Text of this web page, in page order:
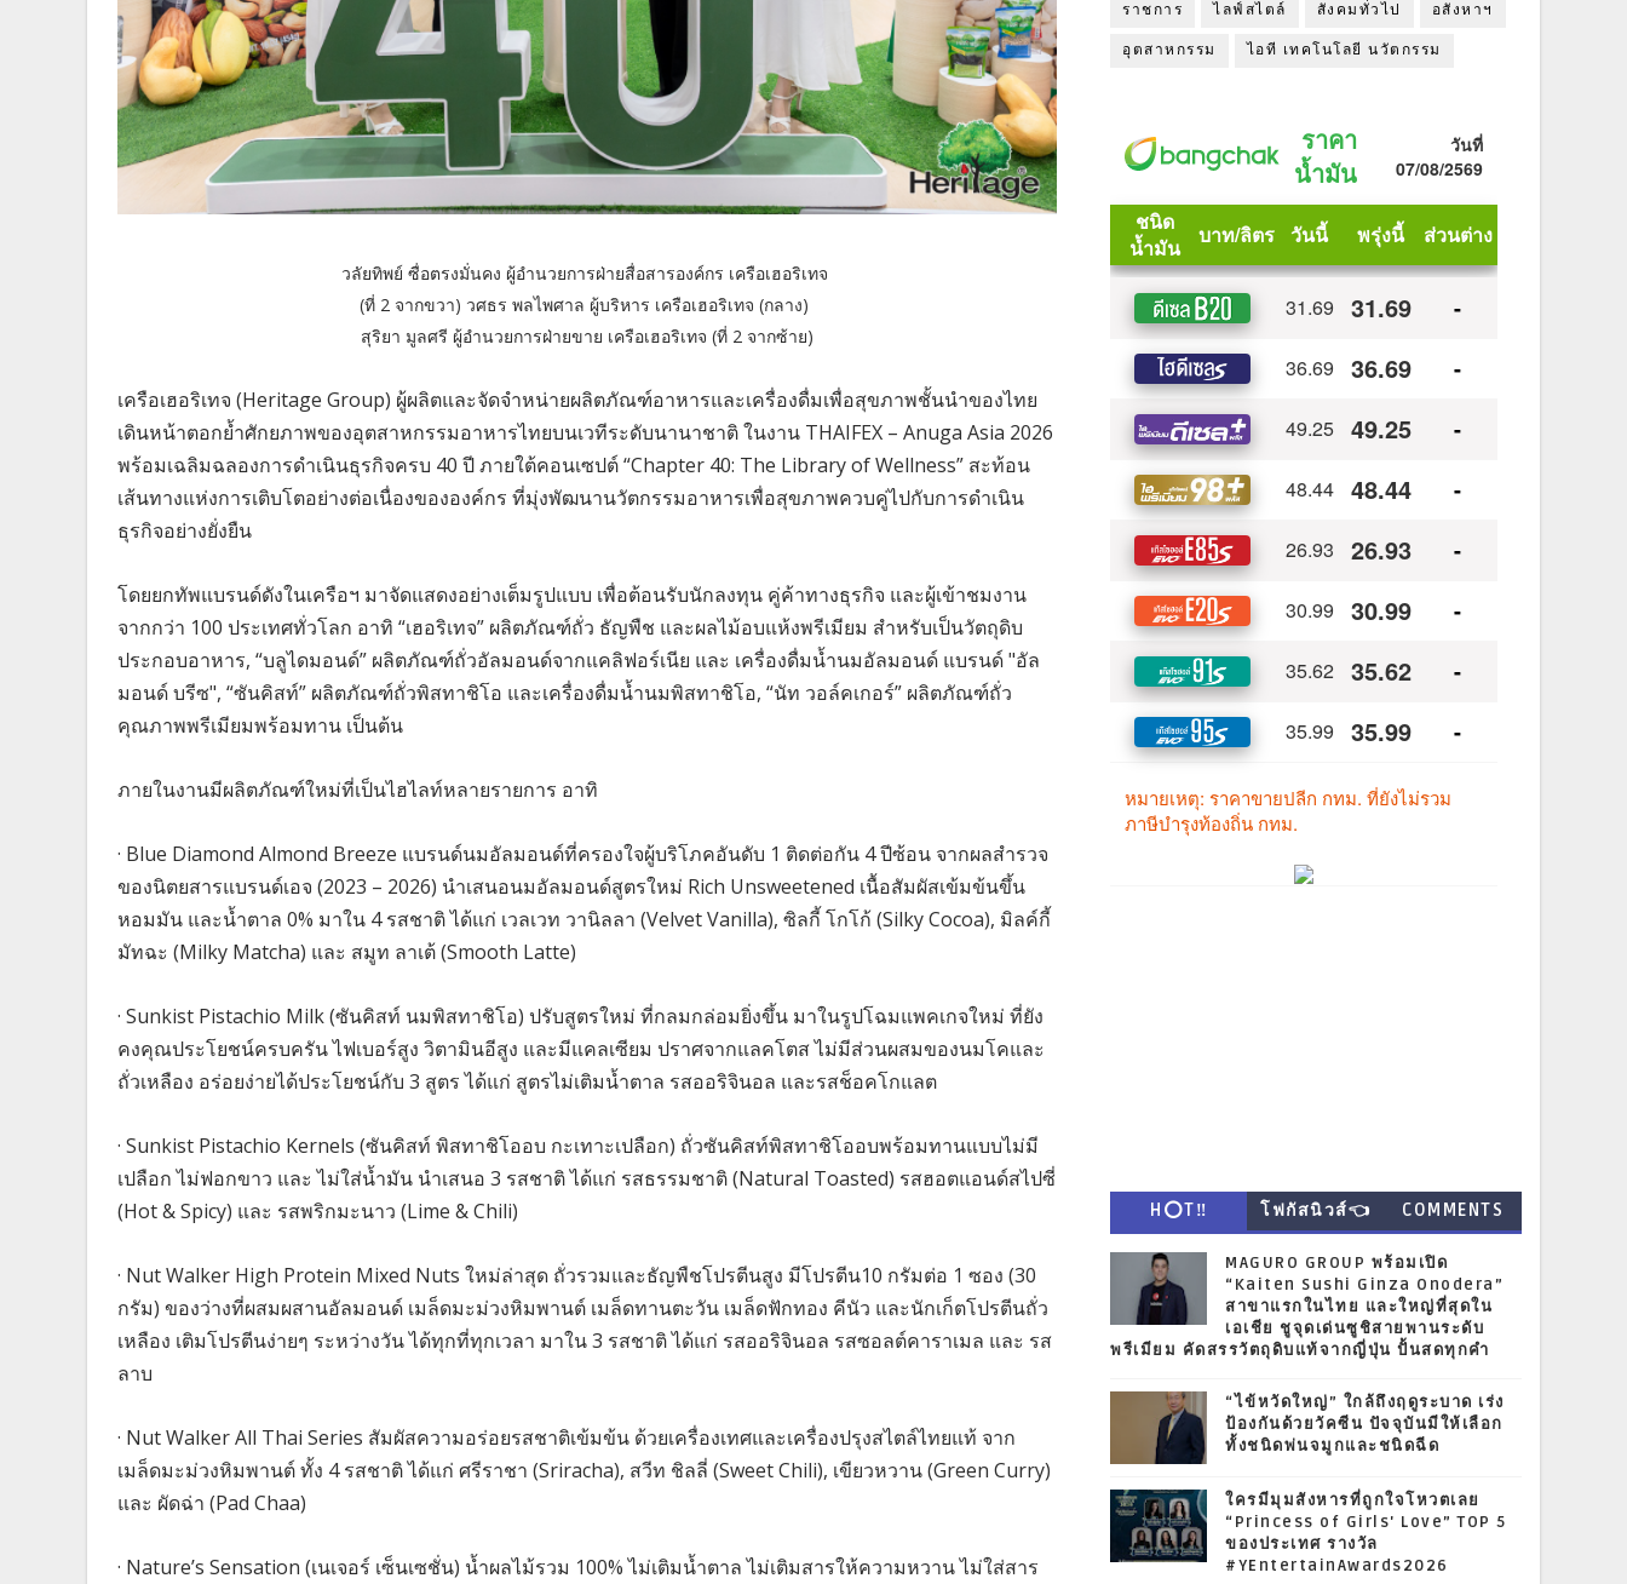
วลัยทิพย์ ซื่อตรงมั่นคง ผู้อำนวยการฝ่ายสื่อสารองค์กร เครือเฮอริเทจ
(ที่ 2 จากขวา) วศธร พลไพศาล ผู้บริหาร เครือเฮอริเทจ (กลาง)
สุริยา มูลศรี ผู้อำนวยการฝ่ายขาย เครือเฮอริเทจ (ที่ 2 จากซ้าย)
เครือเฮอริเทจ (Heritage Group) ผู้ผลิตและจัดจำหน่ายผลิตภัณฑ์อาหารและเครื่องดื่มเพื่อสุขภาพชั้นนำของไทย
เดินหน้าตอกย้ำศักยภาพของอุตสาหกรรมอาหารไทยบนเวทีระดับนานาชาติ ในงาน THAIFEX – Anuga Asia 2026
พร้อมเฉลิมฉลองการดำเนินธุรกิจครบ 40 ปี ภายใต้คอนเซปต์ “Chapter 40: The Library of Wellness” สะท้อน
เส้นทางแห่งการเติบโตอย่างต่อเนื่องขององค์กร ที่มุ่งพัฒนานวัตกรรมอาหารเพื่อสุขภาพควบคู่ไปกับการดำเนิน
ธุรกิจอย่างยั่งยืน
โดยยกทัพแบรนด์ดังในเครือฯ มาจัดแสดงอย่างเต็มรูปแบบ เพื่อต้อนรับนักลงทุน คู่ค้าทางธุรกิจ และผู้เข้าชมงาน
จากกว่า 100 ประเทศทั่วโลก อาทิ “เฮอริเทจ” ผลิตภัณฑ์ถั่ว ธัญพืช และผลไม้อบแห้งพรีเมียม สำหรับเป็นวัตถุดิบ
ประกอบอาหาร, “บลูไดมอนด์” ผลิตภัณฑ์ถั่วอัลมอนด์จากแคลิฟอร์เนีย และ เครื่องดื่มน้ำนมอัลมอนด์ แบรนด์ "อัล
มอนด์ บรีซ", “ซันคิสท์” ผลิตภัณฑ์ถั่วพิสทาชิโอ และเครื่องดื่มน้ำนมพิสทาชิโอ, “นัท วอล์คเกอร์” ผลิตภัณฑ์ถั่ว
คุณภาพพรีเมียมพร้อมทาน เป็นต้น
ภายในงานมีผลิตภัณฑ์ใหม่ที่เป็นไฮไลท์หลายรายการ อาทิ
· Blue Diamond Almond Breeze แบรนด์นมอัลมอนด์ที่ครองใจผู้บริโภคอันดับ 1 ติดต่อกัน 4 ปีซ้อน จากผลสำรวจ
ของนิตยสารแบรนด์เอจ (2023 – 2026) นำเสนอนมอัลมอนด์สูตรใหม่ Rich Unsweetened เนื้อสัมผัสเข้มข้นขึ้น
หอมมัน และน้ำตาล 0% มาใน 4 รสชาติ ได้แก่ เวลเวท วานิลลา (Velvet Vanilla), ซิลกี้ โกโก้ (Silky Cocoa), มิลค์กี้
มัทฉะ (Milky Matcha) และ สมูท ลาเต้ (Smooth Latte)
· Sunkist Pistachio Milk (ซันคิสท์ นมพิสทาชิโอ) ปรับสูตรใหม่ ที่กลมกล่อมยิ่งขึ้น มาในรูปโฉมแพคเกจใหม่ ที่ยัง
คงคุณประโยชน์ครบครัน ไฟเบอร์สูง วิตามินอีสูง และมีแคลเซียม ปราศจากแลคโตส ไม่มีส่วนผสมของนมโคและ
ถั่วเหลือง อร่อยง่ายได้ประโยชน์กับ 3 สูตร ได้แก่ สูตรไม่เติมน้ำตาล รสออริจินอล และรสช็อคโกแลต
· Sunkist Pistachio Kernels (ซันคิสท์ พิสทาชิโออบ กะเทาะเปลือก) ถั่วซันคิสท์พิสทาชิโออบพร้อมทานแบบไม่มี
เปลือก ไม่ฟอกขาว และ ไม่ใส่น้ำมัน นำเสนอ 3 รสชาติ ได้แก่ รสธรรมชาติ (Natural Toasted) รสฮอตแอนด์สไปซี่
(Hot & Spicy) และ รสพริกมะนาว (Lime & Chili)
· Nut Walker High Protein Mixed Nuts ใหม่ล่าสุด ถั่วรวมและธัญพืชโปรตีนสูง มีโปรตีน10 กรัมต่อ 1 ซอง (30
กรัม) ของว่างที่ผสมผสานอัลมอนด์ เมล็ดมะม่วงหิมพานต์ เมล็ดทานตะวัน เมล็ดฟักทอง คีนัว และนักเก็ตโปรตีนถั่ว
เหลือง เติมโปรตีนง่ายๆ ระหว่างวัน ได้ทุกที่ทุกเวลา มาใน 3 รสชาติ ได้แก่ รสออริจินอล รสซอลต์คาราเมล และ รส
ลาบ
· Nut Walker All Thai Series สัมผัสความอร่อยรสชาติเข้มข้น ด้วยเครื่องเทศและเครื่องปรุงสไตล์ไทยแท้ จาก
เมล็ดมะม่วงหิมพานต์ ทั้ง 4 รสชาติ ได้แก่ ศรีราชา (Sriracha), สวีท ชิลลี่ (Sweet Chili), เขียวหวาน (Green Curry)
และ ผัดฉ่า (Pad Chaa)
· Nature’s Sensation (เนเจอร์ เซ็นเซชั่น) น้ำผลไม้รวม 100% ไม่เติมน้ำตาล ไม่เติมสารให้ความหวาน ไม่ใส่สาร
ราชการ ไลฟ์สไตล์ สังคมทั่วไป อสังหาฯ
อุตสาหกรรม ไอที เทคโนโลยี นวัตกรรม
H⭕T‼ โฟกัสนิวส์👈 COMMENTS
MAGURO GROUP พร้อมเปิด
“Kaiten Sushi Ginza Onodera”
สาขาแรกในไทย และใหญ่ที่สุดใน
เอเชีย ชูจุดเด่นซูชิสายพานระดับ
พรีเมียม คัดสรรวัตถุดิบแท้จากญี่ปุ่น ปั้นสดทุกคำ
“ไข้หวัดใหญ่” ใกล้ถึงฤดูระบาด เร่ง
ป้องกันด้วยวัคซีน ปัจจุบันมีให้เลือก
ทั้งชนิดพ่นจมูกและชนิดฉีด
ใครมีมุมสังหารที่ถูกใจโหวตเลย
“Princess of Girls' Love” TOP 5
ของประเทศ รางวัล
#YEntertainAwards2026